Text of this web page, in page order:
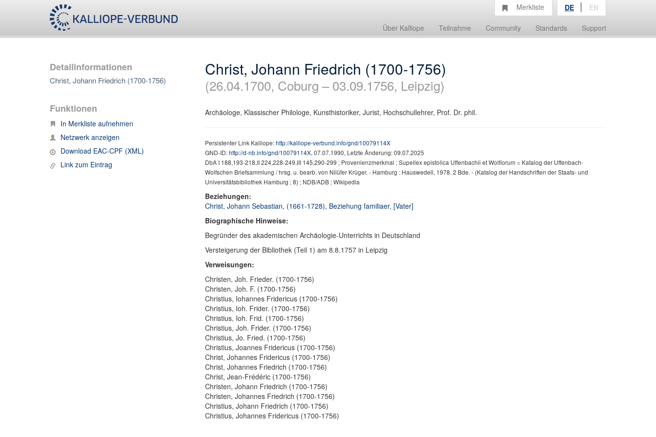
Über Kalliope Teilnahme Community Standards Support
Merkliste DE EN
Detailinformationen
Christ, Johann Friedrich (1700-1756)
Funktionen
In Merkliste aufnehmen
Netzwerk anzeigen
Download EAC-CPF (XML)
Link zum Eintrag
Christ, Johann Friedrich (1700-1756)
(26.04.1700, Coburg – 03.09.1756, Leipzig)
Archäologe, Klassischer Philologe, Kunsthistoriker, Jurist, Hochschullehrer, Prof. Dr. phil.
Persistenter Link Kalliope:http://kalliope-verbund.info/gnd/10079114X
GND-ID:http://d-nb.info/gnd/10079114X, 07.07.1990, Letzte Änderung: 09.07.2025
DbA I 188,193-218,II 224,228-249,III 145,290-299 ; Provenienzmerkmal ; Supellex epistolica Uffenbachii et Wolfiorum = Katalog der Uffenbach-
Wolfschen Briefsammlung / hrsg. u. bearb. von Nilüfer Krüger. - Hamburg : Hauswedell, 1978. 2 Bde. - (Katalog der Handschriften der Staats- und
Universitätsbibliothek Hamburg ; 8) ; NDB/ADB ; Wikipedia
Beziehungen:
Christ, Johann Sebastian, (1661-1728), Beziehung familiaer, [Vater]
Biographische Hinweise:
Begründer des akademischen Archäologie-Unterrichts in Deutschland
Versteigerung der Bibliothek (Teil 1) am 8.8.1757 in Leipzig
Verweisungen:
Christen, Joh. Frieder. (1700-1756)
Christen, Joh. F. (1700-1756)
Christius, Iohannes Fridericus (1700-1756)
Christius, Ioh. Frider. (1700-1756)
Christius, Ioh. Frid. (1700-1756)
Christius, Joh. Frider. (1700-1756)
Christius, Jo. Fried. (1700-1756)
Christius, Joannes Fridericus (1700-1756)
Christ, Johannes Fridericus (1700-1756)
Christ, Johannes Friedrich (1700-1756)
Christ, Jean-Frédéric (1700-1756)
Christen, Johann Friedrich (1700-1756)
Christen, Johannes Friedrich (1700-1756)
Christius, Johann Friedrich (1700-1756)
Christius, Johannes Fridericus (1700-1756)